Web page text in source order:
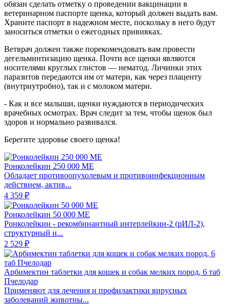
обязан сделать отметку о проведении вакцинации в
ветеринарном паспорте щенка, который должен выдать вам.
Храните паспорт в надежном месте, поскольку в него будут
заноситься отметки о ежегодных прививках.
Ветврач должен также порекомендовать вам провести
дегельминтизацию щенка. Почти все щенки являются
носителями круглых глистов — нематод. Личинки этих
паразитов передаются им от матери, как через плаценту
(внутриутробно), так и с молоком матери.
- Как и все малыши, щенки нуждаются в периодических
врачебных осмотрах. Врач следит за тем, чтобы щенок был
здоров и нормально развивался.
Берегите здоровье своего щенка!
Ронколейкин 250 000 МЕ
Обладает противоопухолевым и противоинфекционным
действием, актив...
4 359 ₽
Ронколейкин 50 000 МЕ
Ронколейкин - рекомбинантный интерлейкин-2 (рИЛ-2),
структурный и...
2 529 ₽
Арбимектин таблетки для кошек и собак мелких пород, 6 таб
Пчелодар
Применяют для лечения и профилактики вирусных
заболеваний животны...